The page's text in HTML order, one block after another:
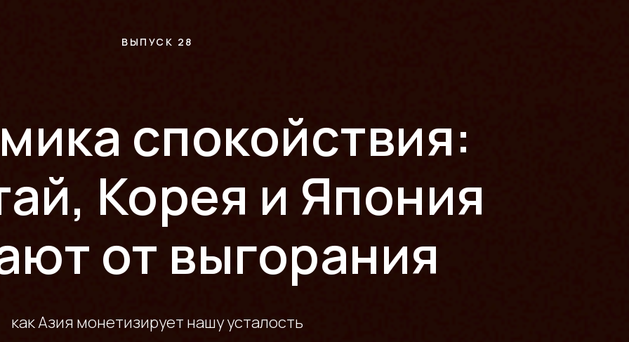
ВЫПУСК 28
спокойствия:
Корея и Япония
от выгорания
как Азия монетизирует нашу усталость